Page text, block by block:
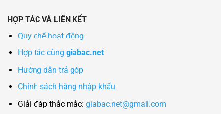
HỢP TÁC VÀ LIÊN KẾT
Quy chế hoạt động
Hợp tác cùng giabac.net
Hướng dẫn trả góp
Chính sách hàng nhập khẩu
Giải đáp thắc mắc: giabac.net@gmail.com